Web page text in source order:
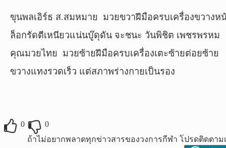
ขุนพลเอิร์ธ ส.สมหมาย มวยขวาฝีมือครบเครื่องขวางห
ล็อกรัดตีเหนียวแน่นบู๊ดุดัน จะชนะ วันพิชิต เพชรพรหม
คุณมวยไทย มวยซ้ายฝีมือครบเครื่องเตะซ้ายต่อยซ้าย
ขวางแทงรวดเร็ว แต่สภาพร่างกายเป็นรอง
0
0
ถ้าไม่อยากพลาดทุกข่าวสารของวงการกีฬา โปรดติดตาม